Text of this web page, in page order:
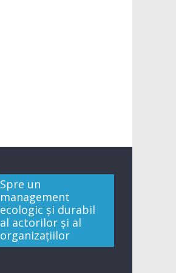
Spre un
management
ecologic și durabil
al actorilor și al
organizațiilor